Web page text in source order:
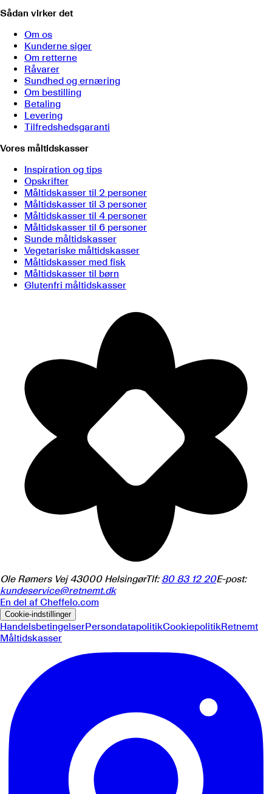
Sådan virker det
Om os
Kunderne siger
Om retterne
Råvarer
Sundhed og ernæring
Om bestilling
Betaling
Levering
Tilfredshedsgaranti
Vores måltidskasser
Inspiration og tips
Opskrifter
Måltidskasser til 2 personer
Måltidskasser til 3 personer
Måltidskasser til 4 personer
Måltidskasser til 6 personer
Sunde måltidskasser
Vegetariske måltidskasser
Måltidskasser med fisk
Måltidskasser til børn
Glutenfri måltidskasser
Ole Rømers Vej 43000 HelsingørTlf: 80 83 12 20E-post:
kundeservice@retnemt.dk
En del af Cheffelo.com
Cookie-indstillinger
HandelsbetingelserPersondatapolitikCookiepolitikRetnemt
Måltidskasser